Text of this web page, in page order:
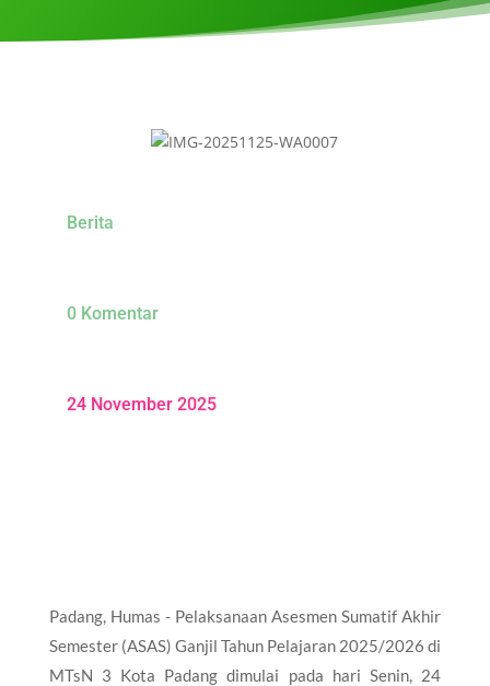
Berita
0 Komentar
24 November 2025
Padang, Humas - Pelaksanaan Asesmen Sumatif Akhir
Semester (ASAS) Ganjil Tahun Pelajaran 2025/2026 di
MTsN 3 Kota Padang dimulai pada hari Senin, 24